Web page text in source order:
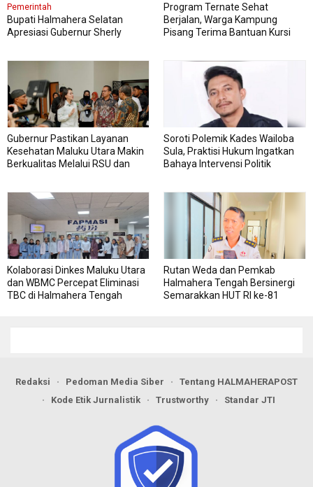
Pemerintah
Bupati Halmahera Selatan
Apresiasi Gubernur Sherly
Program Ternate Sehat
Berjalan, Warga Kampung
Pisang Terima Bantuan Kursi
Gubernur Pastikan Layanan
Kesehatan Maluku Utara Makin
Berkualitas Melalui RSU dan
Soroti Polemik Kades Wailoba
Sula, Praktisi Hukum Ingatkan
Bahaya Intervensi Politik
Kolaborasi Dinkes Maluku Utara
dan WBMC Percepat Eliminasi
TBC di Halmahera Tengah
Rutan Weda dan Pemkab
Halmahera Tengah Bersinergi
Semarakkan HUT RI ke-81
Redaksi Pedoman Media Siber
Tentang HALMAHERAPOST
Kode Etik Jurnalistik
Trustworthy Standar JTI